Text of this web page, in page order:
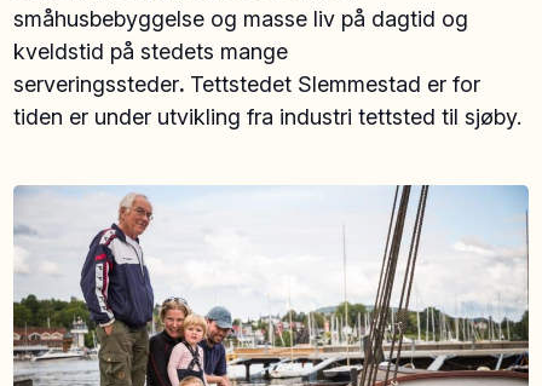
småhusbebyggelse og masse liv på dagtid og
kveldstid på stedets mange
serveringssteder. Tettstedet Slemmestad er for
tiden er under utvikling fra industri tettsted til sjøby.